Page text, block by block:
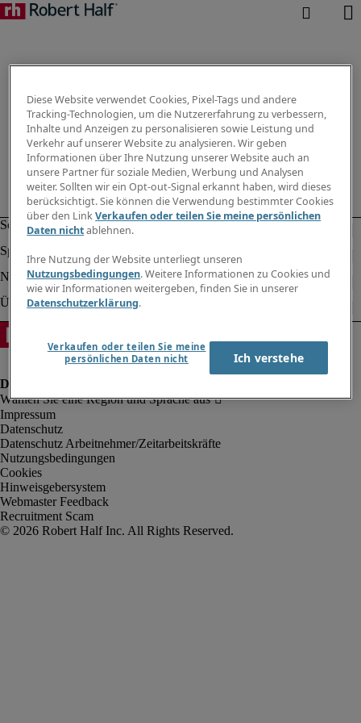
Impressum
Datenschutz
Datenschutz Arbeitnehmer/Zeitarbeitskräfte
Nutzungsbedingungen
Cookies
Hinweisgebersystem
Webmaster Feedback
Recruitment Scam
Diese Website verwendet Cookies, Pixel-Tags und andere
Tracking-Technologien, um die Nutzererfahrung zu verbessern,
Inhalte und Anzeigen zu personalisieren sowie Leistung und
Verkehr auf unserer Website zu analysieren. Wir geben
Informationen über Ihre Nutzung unserer Website auch an
unsere Partner für soziale Medien, Werbung und Analysen
weiter. Sollten wir ein Opt-out-Signal erkannt haben, wird dieses
berücksichtigt. Sie können die Verwendung bestimmter Cookies
über den LinkVerkaufen oder teilen Sie meine persönlichen
Daten nichtablehnen.
Ihre Nutzung der Website unterliegt unseren
Nutzungsbedingungen. Weitere Informationen zu Cookies und
wie wir Informationen weitergeben, finden Sie in unserer
Datenschutzerklärung.
Verkaufen oder teilen Sie meine
persönlichen Daten nicht
Ich verstehe